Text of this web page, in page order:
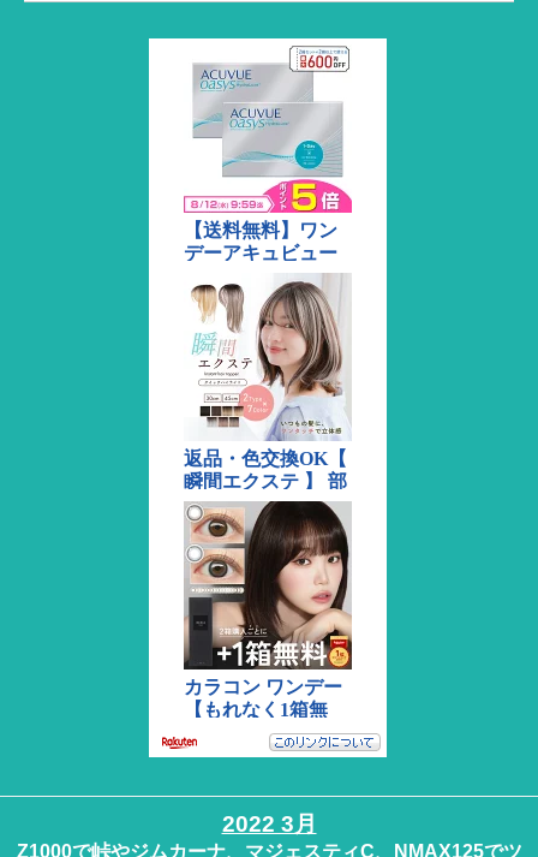
2022 3月
Z1000で峠やジムカーナ、マジェスティC、NMAX125でツ